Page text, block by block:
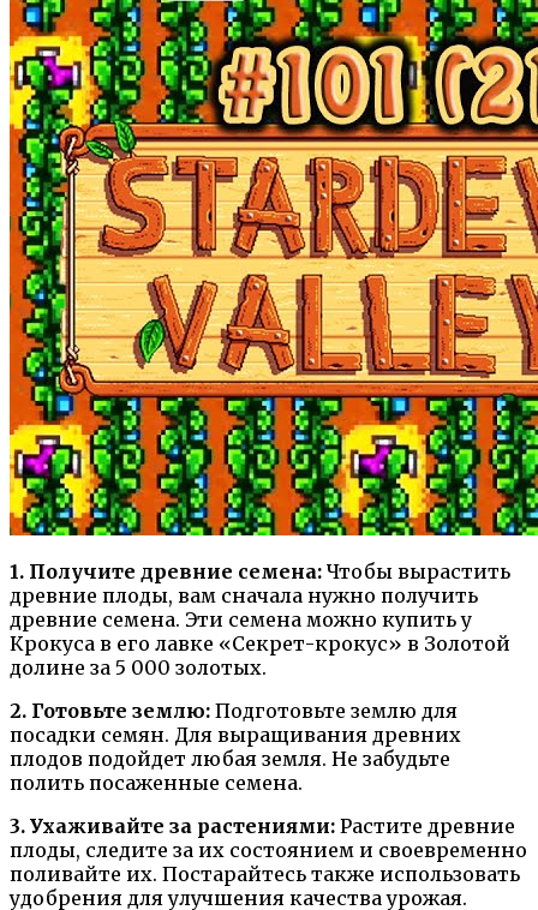
1. Получите древние семена: Чтобы вырастить
древние плоды, вам сначала нужно получить
древние семена. Эти семена можно купить у
Крокуса в его лавке «Секрет-крокус» в Золотой
долине за 5 000 золотых.
2. Готовьте землю: Подготовьте землю для
посадки семян. Для выращивания древних
плодов подойдет любая земля. Не забудьте
полить посаженные семена.
3. Ухаживайте за растениями: Растите древние
плоды, следите за их состоянием и своевременно
поливайте их. Постарайтесь также использовать
удобрения для улучшения качества урожая.